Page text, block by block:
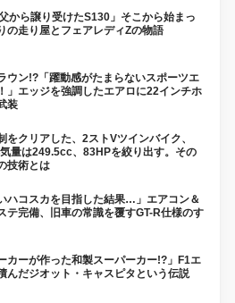
父から譲り受けたS130」そこから始まっ
の走り屋とフェアレディZの物語
ウン!?「躍動感がたまらないスポーツエ
」エッジを強調したエアロに22インチホ
装
をクリアした、2ストVツインバイク、
量は249.5cc、83HPを絞り出す。その
技術とは
ハコスカを目指した結果…」エアコン＆
テ完備、旧車の常識を覆すGT-R仕様のす
カーが作った和製スーパーカー!?」F1エ
んだジオット・キャスピタという伝説